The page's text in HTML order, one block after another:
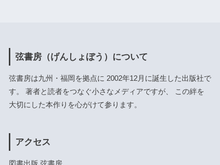
弦書房（げんしょぼう）について
弦書房は九州・福岡を拠点に 2002年12月に誕生した出版社で
す。 著者と読者をつなぐ小さなメディアですが、 この絆を
大切にした本作りを心がけて参ります。
アクセス